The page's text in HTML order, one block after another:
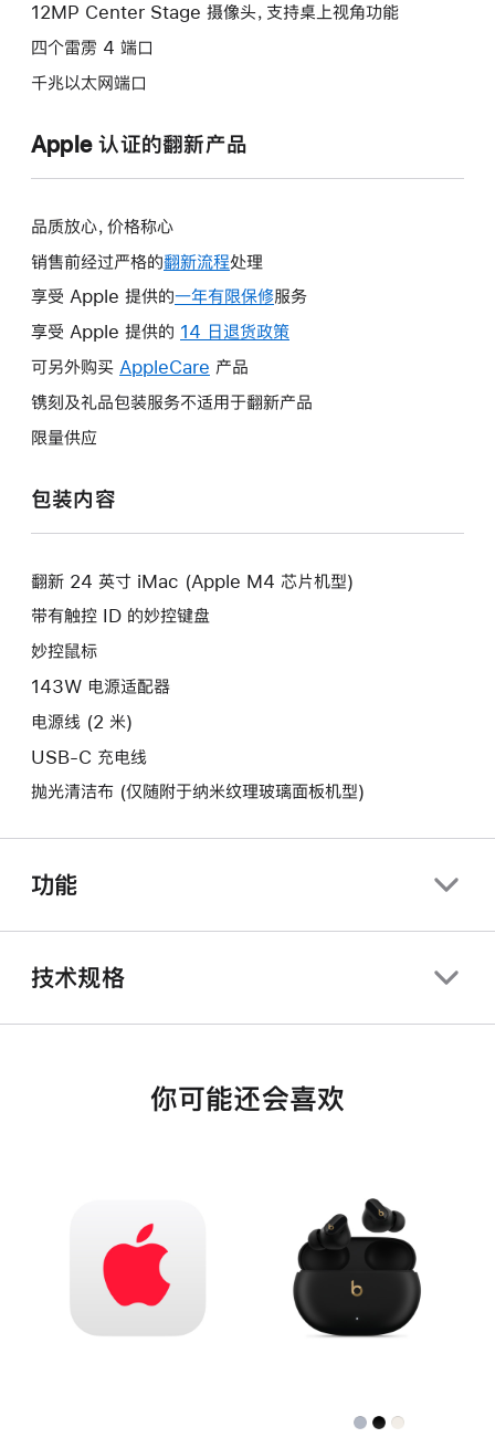
12MP Center Stage 摄像头，支持桌上视角功能
四个雷雳 4 端口
千兆以太网端口
Apple 认证的翻新产品
品质放心，价格称心
销售前经过严格的翻新流程处理
享受 Apple 提供的一年有限保修此
操
打
服务
享受 Apple 提供的 14 日退货政策
将
口。
可另外购买 AppleCare 此
操
新
窗
产品
镌刻及礼品包装服务不适用于翻新产品
限量供应
包装内容
翻新 24 英寸 iMac (Apple M4 芯片机型)
带有触控 ID 的妙控键盘
妙控鼠标
143W 电源适配器
电源线 (2 米)
USB-C 充电线
抛光清洁布 (仅随附于纳米纹理玻璃面板机型)
功能
技术规格
你可能还会喜欢